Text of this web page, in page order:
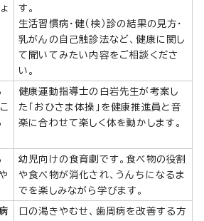
す。
生活習慣病・健（検）診の結果の見方・
乳がんの自己触診法など、健康に関し
て聞いてみたい内容をご相談くださ
い。
健康運動指導士の白岩先生が考案し
た「おひさま体操」を健康推進員と音
楽に合わせて楽しく体を動かします。
幼児向けの食育劇です。食べ物の役割
や食べ物が消化され、うんちになるま
でを楽しみながら学びます。
口の渇きやむせ、歯周病を改善する方